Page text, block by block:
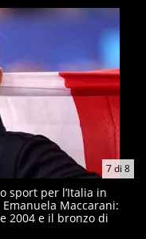
7di 8
sport per l’Italia in
Maccarani:
2004 e il bronzo di